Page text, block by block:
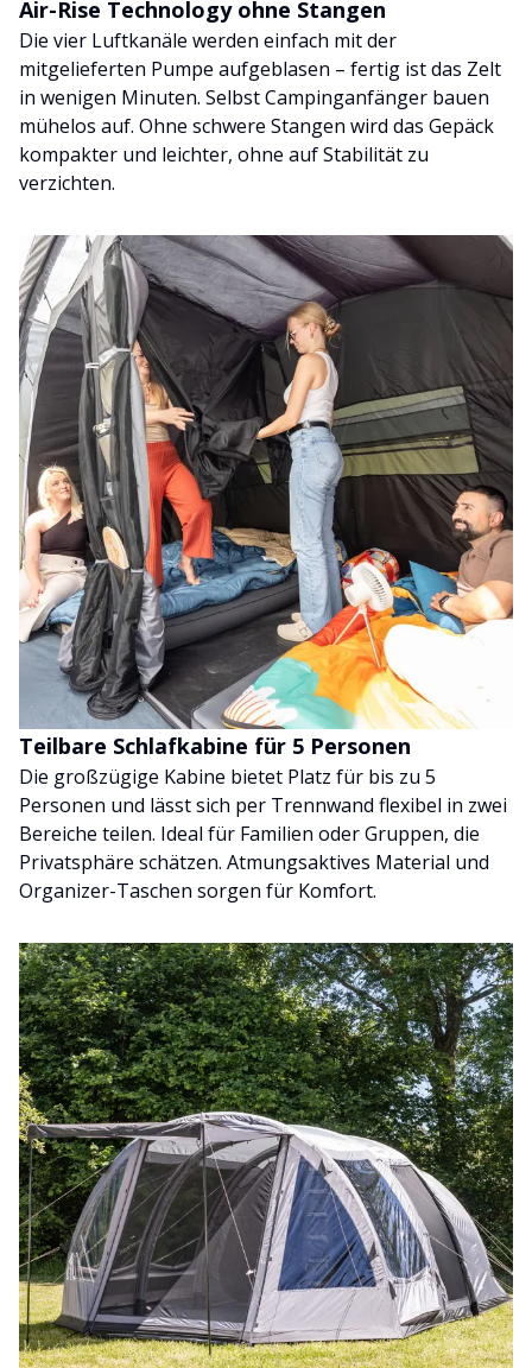
Air-Rise Technology ohne Stangen
Die vier Luftkanäle werden einfach mit der
mitgelieferten Pumpe aufgeblasen – fertig ist das Zelt
in wenigen Minuten. Selbst Campinganfänger bauen
mühelos auf. Ohne schwere Stangen wird das Gepäck
kompakter und leichter, ohne auf Stabilität zu
verzichten.
Teilbare Schlafkabine für 5 Personen
Die großzügige Kabine bietet Platz für bis zu 5
Personen und lässt sich per Trennwand flexibel in zwei
Bereiche teilen. Ideal für Familien oder Gruppen, die
Privatsphäre schätzen. Atmungsaktives Material und
Organizer-Taschen sorgen für Komfort.